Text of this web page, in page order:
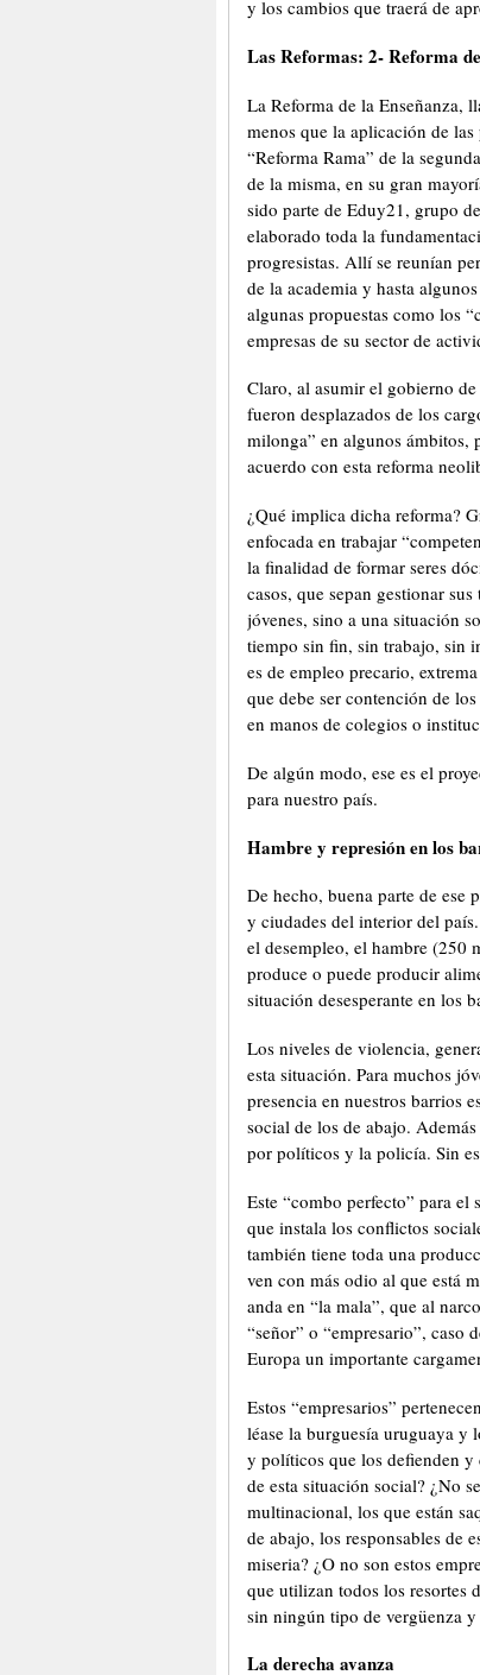
y los cambios que traerá de
Las Reformas: 2- Reforma
La Reforma de la Enseñanza,
menos que la aplicación de
“Reforma Rama” de la
de la misma, en su gran
sido parte de Eduy21, grupo
elaborado toda la
progresistas. Allí se reunían
de la academia y hasta
algunas propuestas como los
empresas de su sector de
Claro, al asumir el gobierno
fueron desplazados de los
milonga” en algunos ámbitos,
acuerdo con esta reforma
¿Qué implica dicha reforma?
enfocada en trabajar
la finalidad de formar seres
casos, que sepan gestionar
jóvenes, sino a una situación
tiempo sin fin, sin trabajo, sin
es de empleo precario,
que debe ser contención de
en manos de colegios o
De algún modo, ese es el
para nuestro país.
Hambre y represión en los
De hecho, buena parte de ese
y ciudades del interior del
el desempleo, el hambre (250
produce o puede producir
situación desesperante en los
Los niveles de violencia,
esta situación. Para muchos
presencia en nuestros barrios
social de los de abajo.
por políticos y la policía. Sin
Este “combo perfecto” para el
que instala los conflictos
también tiene toda una
ven con más odio al que está
anda en “la mala”, que al
“señor” o “empresario”,
Europa un importante
Estos “empresarios”
léase la burguesía uruguaya y
y políticos que los defienden y
de esta situación social? ¿No
multinacional, los que están
de abajo, los responsables de
miseria? ¿O no son estos
que utilizan todos los resortes
sin ningún tipo de vergüenza y
La derecha avanza